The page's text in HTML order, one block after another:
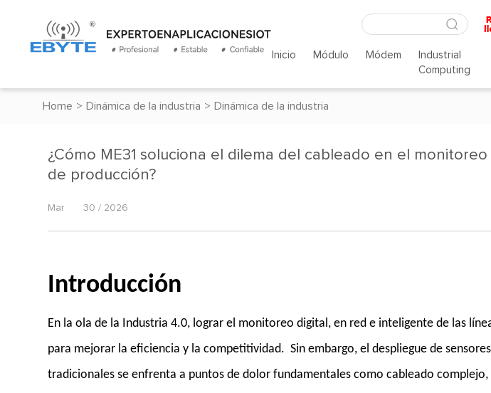
Inicio Módulo Módem
Industrial
Computing
Home > Dinámica de la industria > Dinámica de la industria
¿Cómo ME31 soluciona el dilema del cableado en el
de producción?
Mar 30 / 2026
Introducción
En la ola de la Industria 4.0, lograr el monitoreo digital, en red e inteligente de las
para mejorar la eficiencia y la competitividad. Sin embargo, el despliegue de
tradicionales se enfrenta a puntos de dolor fundamentales como cableado